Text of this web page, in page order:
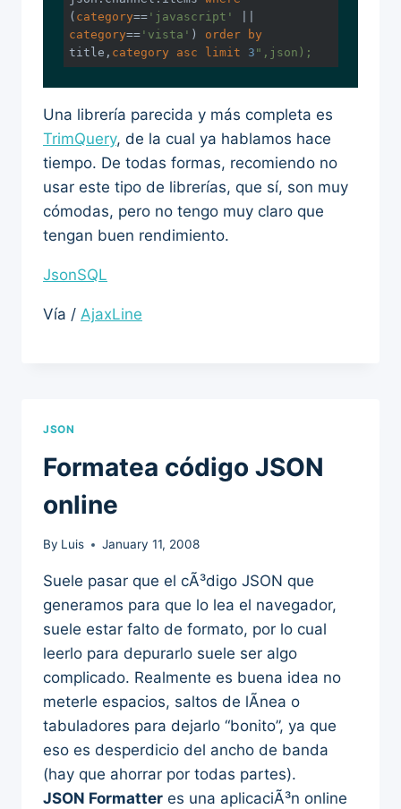
( category=='javascript'
category=='vista' ) order
by
title, category asc limit 3 ",json);
Una librería parecida y más completa es
TrimQuery, de la cual ya hablamos hace
tiempo. De todas formas, recomiendo no
usar este tipo de librerías, que sí, son muy
cómodas, pero no tengo muy claro que
tengan buen rendimiento.
JsonSQL
Vía / AjaxLine
JSON
Formatea código JSON
online
By Luis January 11, 2008
Suele pasar que el cÃ³digo JSON que
generamos para que lo lea el navegador,
suele estar falto de formato, por lo cual
leerlo para depurarlo suele ser algo
complicado. Realmente es buena idea no
meterle espacios, saltos de lÃ­nea o
tabuladores para dejarlo “bonito”, ya que
eso es desperdicio del ancho de banda
(hay que ahorrar por todas partes).
JSON Formatter es una aplicaciÃ³n online